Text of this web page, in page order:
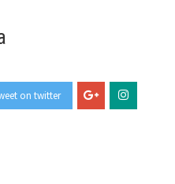
on twitter